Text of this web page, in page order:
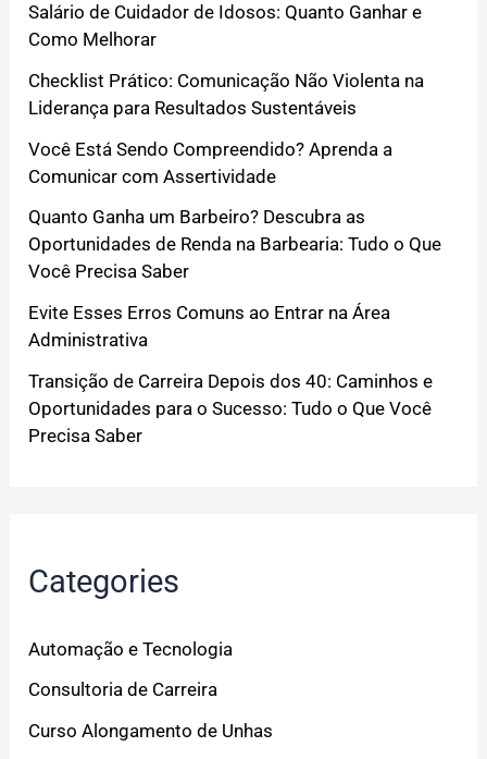
Salário de Cuidador de Idosos: Quanto Ganhar e
Como Melhorar
Checklist Prático: Comunicação Não Violenta na
Liderança para Resultados Sustentáveis
Você Está Sendo Compreendido? Aprenda a
Comunicar com Assertividade
Quanto Ganha um Barbeiro? Descubra as
Oportunidades de Renda na Barbearia: Tudo o Que
Você Precisa Saber
Evite Esses Erros Comuns ao Entrar na Área
Administrativa
Transição de Carreira Depois dos 40: Caminhos e
Oportunidades para o Sucesso: Tudo o Que Você
Precisa Saber
Categories
Automação e Tecnologia
Consultoria de Carreira
Curso Alongamento de Unhas